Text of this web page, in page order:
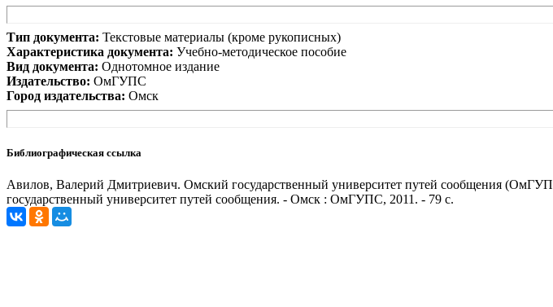
Тип документа: Текстовые материалы (кроме рукописных)
Характеристика документа: Учебно-методическое пособие
Вид документа: Однотомное издание
Издательство: ОмГУПС
Город издательства: Омск
Библиографическая ссылка
Авилов, Валерий Дмитриевич. Омский государственный университет путей сообщения
государственный университет путей сообщения. - Омск : ОмГУПС, 2011. - 79 с.